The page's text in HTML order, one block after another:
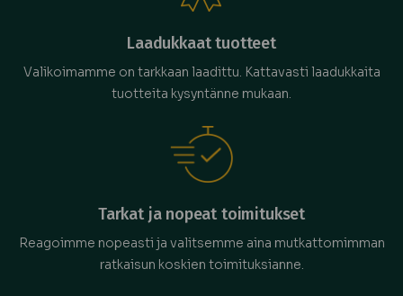
Laadukkaat tuotteet
Valikoimamme on tarkkaan laadittu. Kattavasti laadukkaita
tuotteita kysyntänne mukaan.
Tarkat ja nopeat toimitukset
Reagoimme nopeasti ja valitsemme aina mutkattomimman
ratkaisun koskien toimituksianne.